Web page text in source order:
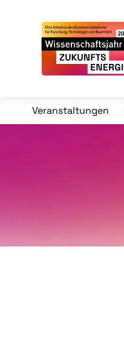
Veranstaltungen